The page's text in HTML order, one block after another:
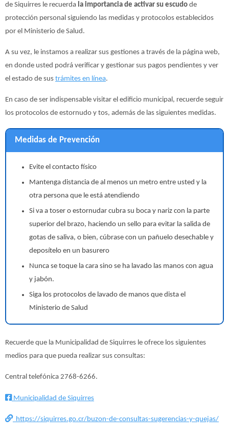
de Siquirres le recuerda la importancia de activar su escudo de
protección personal siguiendo las medidas y protocolos establecidos
por el Ministerio de Salud.
A su vez, le instamos a realizar sus gestiones a través de la página web,
en donde usted podrá verificar y gestionar sus pagos pendientes y ver
el estado de sus trámites en línea.
En caso de ser indispensable visitar el edificio municipal, recuerde seguir
los protocolos de estornudo y tos, además de las siguientes medidas.
Medidas de Prevención
Evite el contacto físico
Mantenga distancia de al menos un metro entre usted y la
otra persona que le está atendiendo
Si va a toser o estornudar cubra su boca y nariz con la parte
superior del brazo, haciendo un sello para evitar la salida de
gotas de saliva, o bien, cúbrase con un pañuelo desechable y
deposítelo en un basurero
Nunca se toque la cara sino se ha lavado las manos con agua
y jabón.
Siga los protocolos de lavado de manos que dista el
Ministerio de Salud
Recuerde que la Municipalidad de Siquirres le ofrece los siguientes
medios para que pueda realizar sus consultas:
Central telefónica 2768-6266.
Municipalidad de Siquirres
https://siquirres.go.cr/buzon-de-consultas-sugerencias-y-quejas/